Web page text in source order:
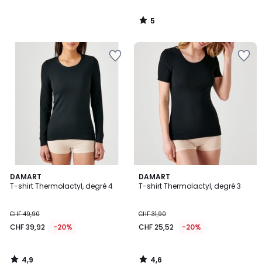
5
/
DAMART
T-shirt Thermolactyl, degré 4
CHF 49,90
CHF 39,92 -20%
4,9
/ 5
4,9
/
DAMART
T-shirt Thermolactyl, degré 3
CHF 31,90
CHF 25,52 -20%
4,6
/ 5
4,6
/